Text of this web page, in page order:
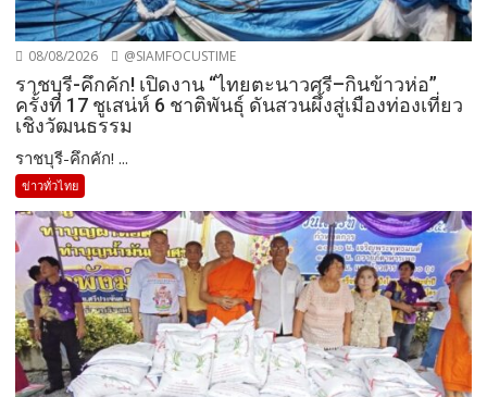
08/08/2026 @SIAMFOCUSTIME
ราชบุรี-คึกคัก! เปิดงาน “ไทยตะนาวศรี–กินข้าวห่อ”
ครั้งที่ 17 ชูเสน่ห์ 6 ชาติพันธุ์ ดันสวนผึ้งสู่เมืองท่องเที่ยว
เชิงวัฒนธรรม
ราชบุรี-คึกคัก! ...
ข่าวทั่วไทย